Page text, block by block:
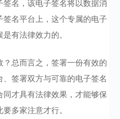
签名，该电子签名将以数据消
名平台上，这个专属的电子
有法律效力的。
？总而言之，签署一份有效的
签署双方与可靠的电子签名
才具有法律效果，才能够保
多家注意才行。